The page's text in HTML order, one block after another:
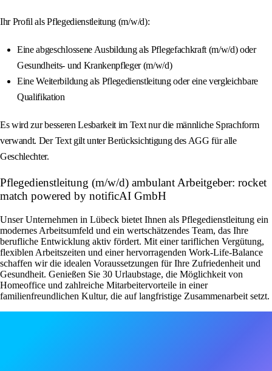
Ihr Profil als Pflegedienstleitung (m/w/d):
Eine abgeschlossene Ausbildung als Pflegefachkraft (m/w/d) oder
Gesundheits- und Krankenpfleger (m/w/d)
Eine Weiterbildung als Pflegedienstleitung oder eine vergleichbare
Qualifikation
Es wird zur besseren Lesbarkeit im Text nur die männliche Sprachform
verwandt. Der Text gilt unter Berücksichtigung des AGG für alle
Geschlechter.
Pflegedienstleitung (m/w/d) ambulant Arbeitgeber: rocket
match powered by notificAI GmbH
Unser Unternehmen in Lübeck bietet Ihnen als Pflegedienstleitung ein
modernes Arbeitsumfeld und ein wertschätzendes Team, das Ihre
berufliche Entwicklung aktiv fördert. Mit einer tariflichen Vergütung,
flexiblen Arbeitszeiten und einer hervorragenden Work-Life-Balance
schaffen wir die idealen Voraussetzungen für Ihre Zufriedenheit und
Gesundheit. Genießen Sie 30 Urlaubstage, die Möglichkeit von
Homeoffice und zahlreiche Mitarbeitervorteile in einer
familienfreundlichen Kultur, die auf langfristige Zusammenarbeit setzt.